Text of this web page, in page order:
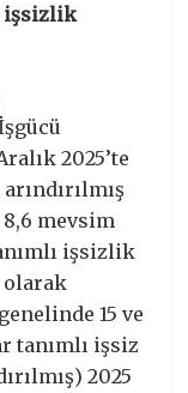
işsizlik
2025’te
mevsim
işsizlik
olarak
15 ve
tanımlı işsiz
2025